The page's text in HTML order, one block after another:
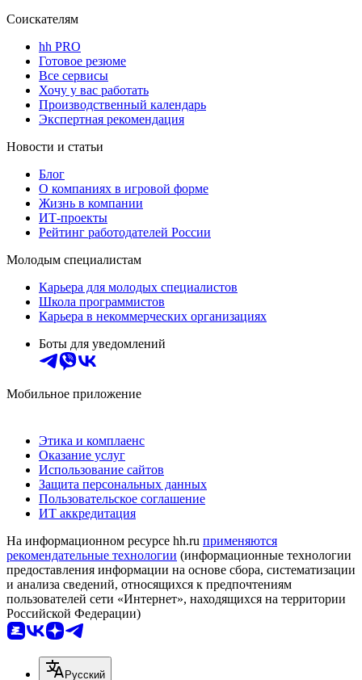
Соискателям
hh PRO
Готовое резюме
Все сервисы
Хочу у вас работать
Производственный календарь
Экспертная рекомендация
Новости и статьи
Блог
О компаниях в игровой форме
Жизнь в компании
ИТ-проекты
Рейтинг работодателей России
Молодым специалистам
Карьера для молодых специалистов
Школа программистов
Карьера в некоммерческих организациях
Боты для уведомлений
Мобильное приложение
Этика и комплаенс
Оказание услуг
Использование сайтов
Защита персональных данных
Пользовательское соглашение
ИТ аккредитация
На информационном ресурсе hh.ru применяются
рекомендательные технологии (информационные технологии
предоставления информации на основе сбора, систематизации
и анализа сведений, относящихся к предпочтениям
пользователей сети «Интернет», находящихся на территории
Российской Федерации)
Русский